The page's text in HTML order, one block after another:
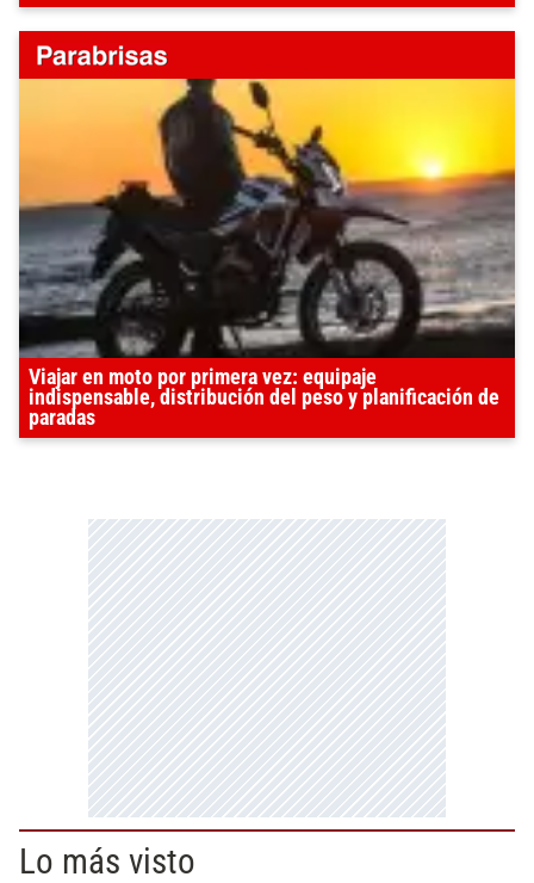
Viajar en moto por primera vez: equipaje
indispensable, distribución del peso y planificación de
paradas
Lo más visto